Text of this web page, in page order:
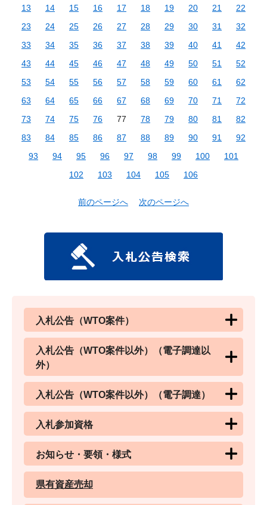
13
14 15 16 17 18 19 20 21
22
23
24 25 26 27 28 29 30 31
32
33
34 35 36 37 38 39 40 41
42
43
44 45 46 47 48 49 50 51
52
53
54 55 56 57 58 59 60 61
62
63
64 65 66 67 68 69 70 71
72
73
74 75 76 77 78 79 80 81
82
83
84 85 86 87 88 89 90 91
92
93
94 95 96 97 98 99 100
101
102
103 104 105 106
前のページへ 次のページへ
入札公告（WTO案件）
入札公告（WTO案件以外）（電子調達以
外）
入札公告（WTO案件以外）（電子調達）
入札参加資格
お知らせ・要領・様式
県有資産売却